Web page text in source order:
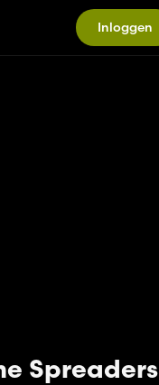
Inloggen
Spreaders